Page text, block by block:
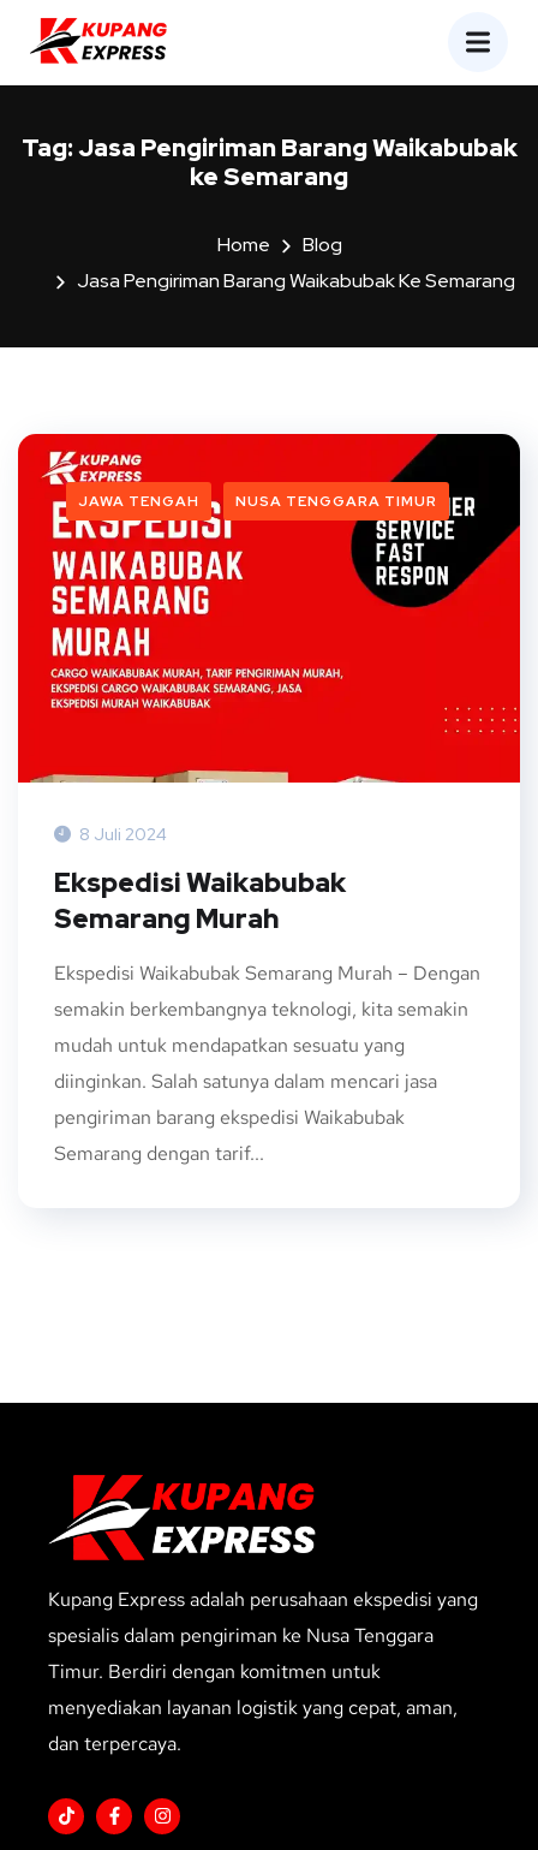
Tag:Jasa Pengiriman Barang Waikabubak
ke Semarang
Home
Blog
Jasa Pengiriman Barang Waikabubak Ke Semarang
JAWA TENGAH NUSA TENGGARA TIMUR
8 Juli 2024
Ekspedisi Waikabubak
Semarang Murah
Ekspedisi Waikabubak Semarang Murah – Dengan
semakin berkembangnya teknologi, kita semakin
mudah untuk mendapatkan sesuatu yang
diinginkan. Salah satunya dalam mencari jasa
pengiriman barang ekspedisi Waikabubak
Semarang dengan tarif...
Kupang Express adalah perusahaan ekspedisi yang
spesialis dalam pengiriman ke Nusa Tenggara
Timur. Berdiri dengan komitmen untuk
menyediakan layanan logistik yang cepat, aman,
dan terpercaya.